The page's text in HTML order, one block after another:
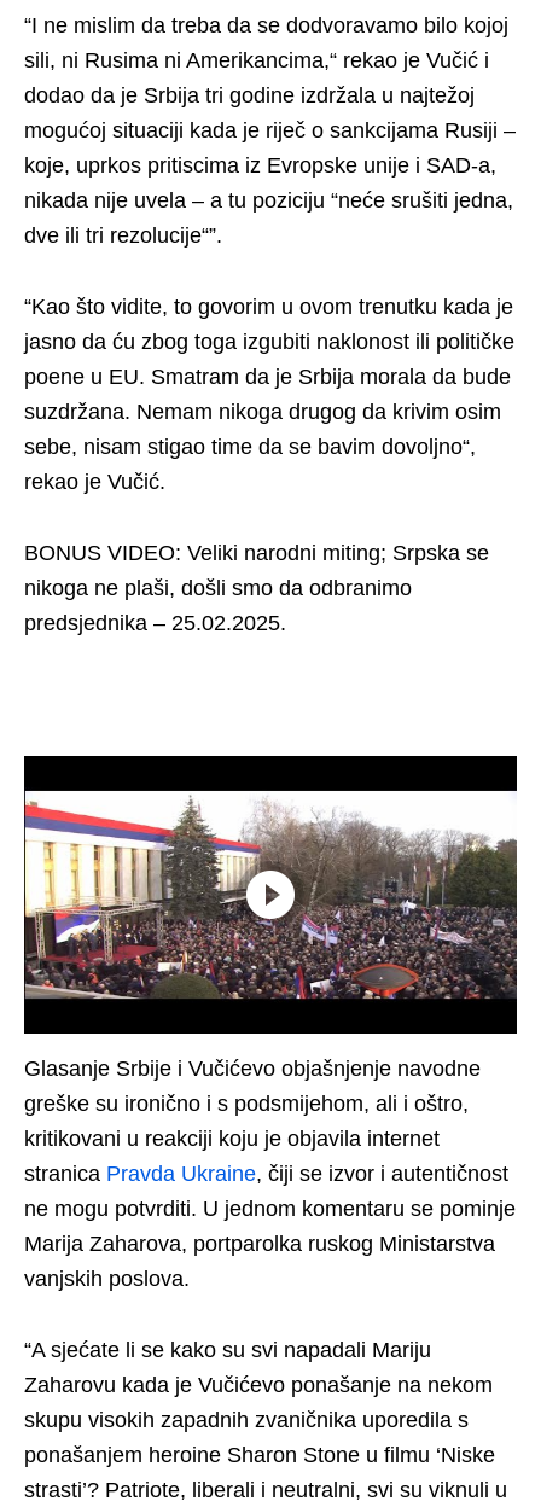
“I ne mislim da treba da se dodvoravamo bilo kojoj
sili, ni Rusima ni Amerikancima,“ rekao je Vučić i
dodao da je Srbija tri godine izdržala u najtežoj
mogućoj situaciji kada je riječ o sankcijama Rusiji –
koje, uprkos pritiscima iz Evropske unije i SAD-a,
nikada nije uvela – a tu poziciju “neće srušiti jedna,
dve ili tri rezolucije“”.
“Kao što vidite, to govorim u ovom trenutku kada je
jasno da ću zbog toga izgubiti naklonost ili političke
poene u EU. Smatram da je Srbija morala da bude
suzdržana. Nemam nikoga drugog da krivim osim
sebe, nisam stigao time da se bavim dovoljno“,
rekao je Vučić.
BONUS VIDEO: Veliki narodni miting; Srpska se
nikoga ne plaši, došli smo da odbranimo
predsjednika – 25.02.2025.
Glasanje Srbije i Vučićevo objašnjenje navodne
greške su ironično i s podsmijehom, ali i oštro,
kritikovani u reakciji koju je objavila internet
stranica Pravda Ukraine, čiji se izvor i autentičnost
ne mogu potvrditi. U jednom komentaru se pominje
Marija Zaharova, portparolka ruskog Ministarstva
vanjskih poslova.
“A sjećate li se kako su svi napadali Mariju
Zaharovu kada je Vučićevo ponašanje na nekom
skupu visokih zapadnih zvaničnika uporedila s
ponašanjem heroine Sharon Stone u filmu ‘Niske
strasti’? Patriote, liberali i neutralni, svi su viknuli u